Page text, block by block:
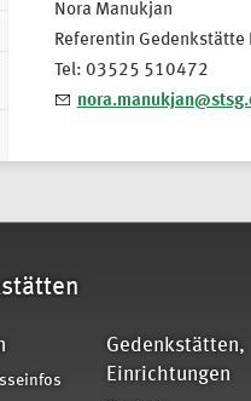
Nora Manukjan
Referentin
Tel: 03525 510472
Gedenkstätten,
Einrichtungen